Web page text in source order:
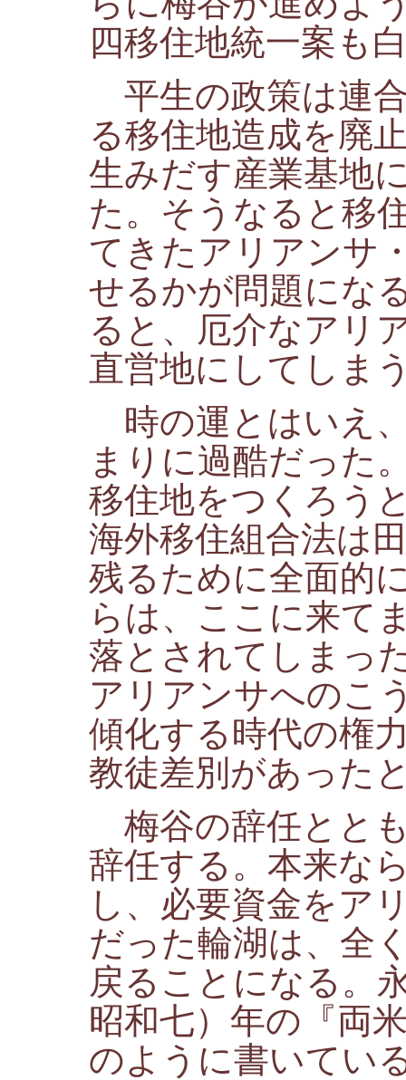
四移住地統一案も
平生の政策は連
る移住地造成を廃
生みだす産業基地
た。そうなると移
てきたアリアンサ
せるかが問題にな
ると、厄介なアリ
直営地にしてしま
時の運とはいえ
まりに過酷だった
移住地をつくろう
海外移住組合法は
残るために全面的
らは、ここに来て
落とされてしまっ
アリアンサへのこ
傾化する時代の権
教徒差別があった
梅谷の辞任とと
辞任する。本来な
し、必要資金をア
だった輪湖は、全
戻ることになる。
昭和七）年の『両
のように書いてい